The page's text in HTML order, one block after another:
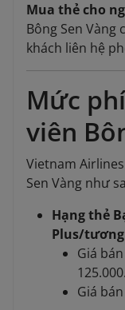
Mua thẻ cho
Bông Sen Vàng
khách liên hệ
Mức
viên
Vietnam
Sen Vàng như
Hạng thẻ
Plus/tương
Giá
Giá